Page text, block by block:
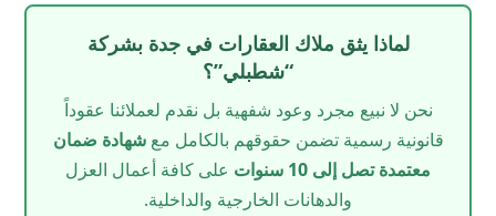
لماذا يثق ملاك العقارات في جدة بشركة
“شطبلي”؟
نحن لا نبيع مجرد وعود شفهية بل نقدم لعملائنا عقوداً
قانونية رسمية تضمن حقوقهم بالكامل معشهادة ضمان
معتمدة تصل إلى 10 سنوات
على كافة أعمال العزل
والدهانات الخارجية والداخلية.